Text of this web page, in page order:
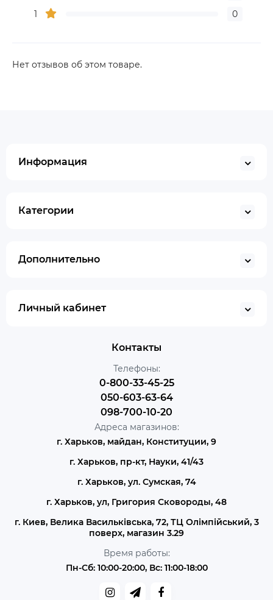
1
0
Нет отзывов об этом товаре.
Информация
Категории
Дополнительно
Личный кабинет
Контакты
Телефоны:
0-800-33-45-25
050-603-63-64
098-700-10-20
Адреса магазинов:
г. Харьков, майдан, Конституции, 9
г. Харьков, пр-кт, Науки, 41/43
г. Харьков, ул. Сумская, 74
г. Харьков, ул, Григория Сковороды, 48
г. Киев, Велика Васильківська, 72, ТЦ Олімпійський, 3
поверх, магазин 3.29
Время работы:
Пн-Сб: 10:00-20:00, Вс: 11:00-18:00